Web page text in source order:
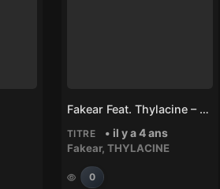
Fakear Feat. Thylacine – Ceremony
TITRE • il y a 4 ans
Fakear, THYLACINE
0